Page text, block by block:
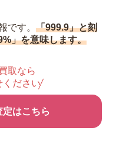
です。 「999.9」と刻
」を意味します。
取なら
ください
定はこちら